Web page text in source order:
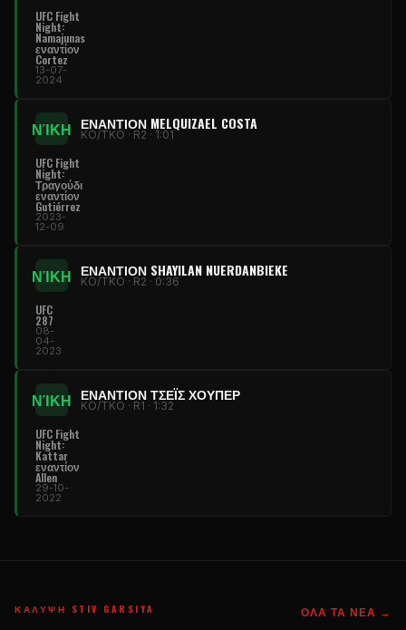
UFC Fight
Night:
Namajunas
εναντίον
Cortez
13-07-
2024
ΝΊΚΗ ΕΝΑΝΤΊΟΝ MELQUIZAEL COSTA
KO/TKO · R2 · 1:01
UFC Fight
Night:
Τραγούδι
εναντίον
Gutiérrez
2023-
12-09
ΝΊΚΗ ΕΝΑΝΤΊΟΝ SHAYILAN NUERDANBIEKE
KO/TKO · R2 · 0:36
UFC
287
08-
04-
2023
ΝΊΚΗ ΕΝΑΝΤΊΟΝ ΤΣΈΙΣ ΧΟΎΠΕΡ
KO/TKO · R1 · 1:32
UFC Fight
Night:
Kattar
εναντίον
Allen
29-10-
2022
ΚΆΛΥΨΗ STIV GARSIYA ΌΛΑ ΤΑ ΝΈΑ →